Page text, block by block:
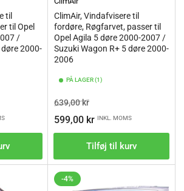
til
til Opel
/
2000-
ClimAir, Vindafvisere til
fordøre, Røgfarvet, passer til
Opel Agila 5 døre 2000-2007 /
Suzuki Wagon R+ 5 døre 2000-
2006
PÅ LAGER (1)
Vejl.pris
639,00 krTilbudspris
599,00 kr INKL. MOMS
Tilføj til kurv
-4%